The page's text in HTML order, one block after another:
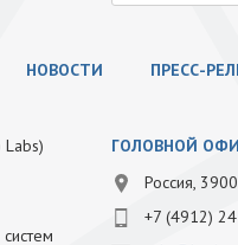
НОВОСТИ ПРЕСС-
ГОЛОВНОЙ
Россия,
+7 (4912)